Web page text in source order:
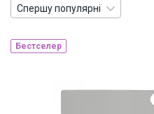
Спершу популярні
Бестселер